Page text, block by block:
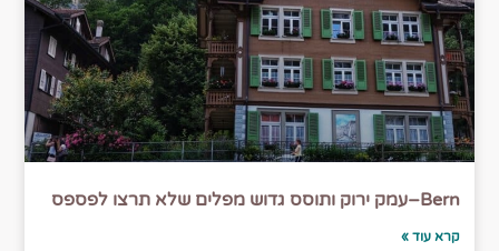
Bern–עמק ירוק ותוסס גדוש מפלים שלא תרצו לפספס
קרא עוד »